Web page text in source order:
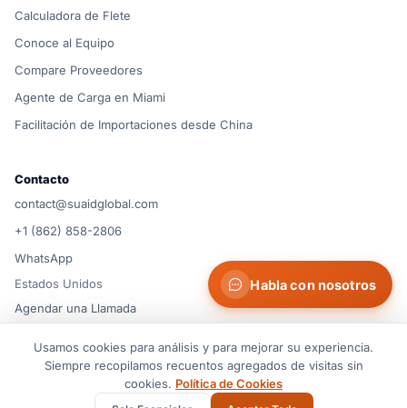
Calculadora de Flete
Conoce al Equipo
Compare Proveedores
Agente de Carga en Miami
Facilitación de Importaciones desde China
Contacto
contact@suaidglobal.com
+1 (862) 858-2806
WhatsApp
Estados Unidos
Agendar una Llamada
© 2026 Suaid LLC — Estados Unidos
Términos de ServicioPolítica de PrivacidadPolítica de Cookies
Preferencias de cookies
Aviso Legal
Habla con nosotros
Usamos cookies para análisis y para mejorar su experiencia.
Siempre recopilamos recuentos agregados de visitas sin
cookies. Política de Cookies